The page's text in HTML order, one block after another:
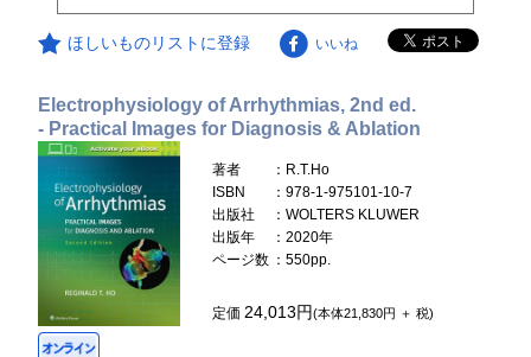
ほしいものリストに登録 いいね
Electrophysiology of Arrhythmias, 2nd ed.
- Practical Images for Diagnosis & Ablation
著者
：R.T.Ho
ISBN
：978-1-975101-10-7
出版社
：WOLTERS KLUWER
出版年
：2020年
ページ数 ：550pp.
定価24,013円(本体21,830円 ＋ 税)